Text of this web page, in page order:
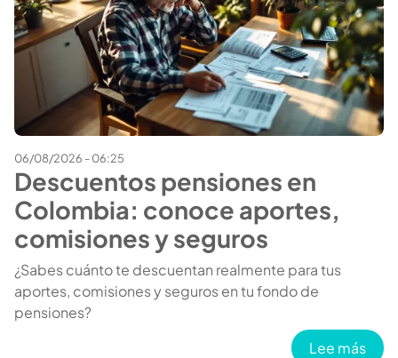
06/08/2026 - 06:25
Descuentos pensiones en
Colombia: conoce aportes,
comisiones y seguros
¿Sabes cuánto te descuentan realmente para tus
aportes, comisiones y seguros en tu fondo de
pensiones?
Lee más